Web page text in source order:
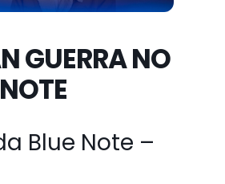
GUERRA NO
Blue Note –